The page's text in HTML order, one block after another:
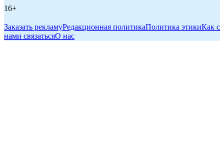
16+
Заказать рекламуРедакционная политикаПолитика этикиКак с
нами связатьсяО нас